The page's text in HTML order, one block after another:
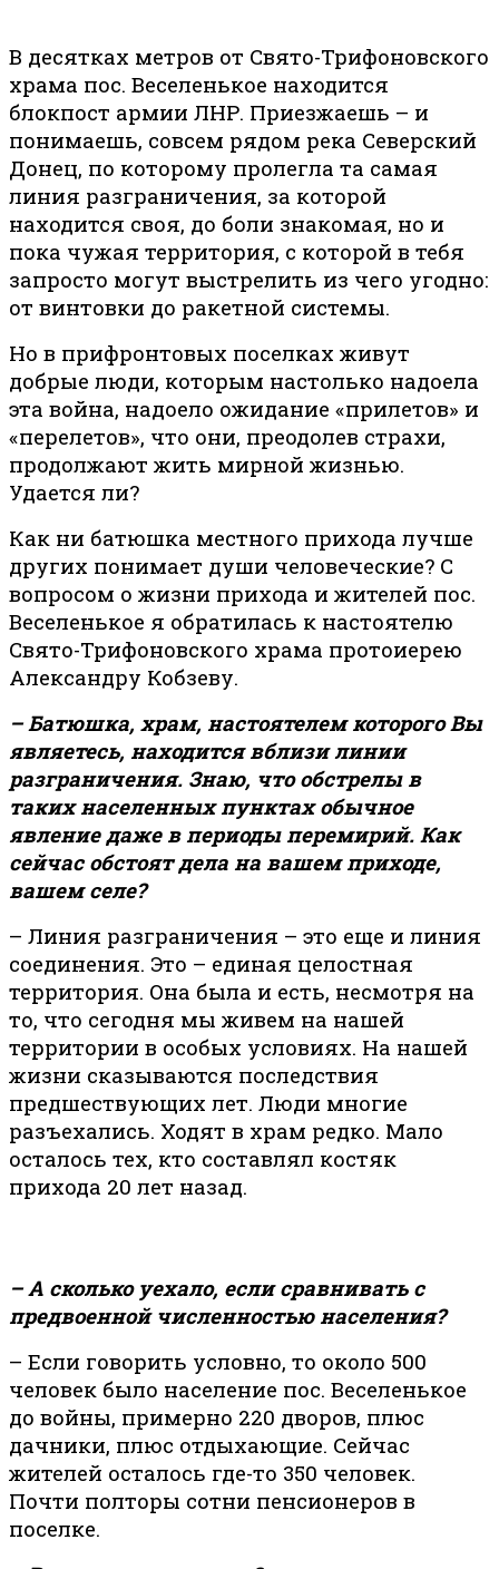
В десятках метров от Свято-Трифоновского
храма пос. Веселенькое находится
блокпост армии ЛНР. Приезжаешь – и
понимаешь, совсем рядом река Северский
Донец, по которому пролегла та самая
линия разграничения, за которой
находится своя, до боли знакомая, но и
пока чужая территория, с которой в тебя
запросто могут выстрелить из чего угодно:
от винтовки до ракетной системы.
Но в прифронтовых поселках живут
добрые люди, которым настолько надоела
эта война, надоело ожидание «прилетов» и
«перелетов», что они, преодолев страхи,
продолжают жить мирной жизнью.
Удается ли?
Как ни батюшка местного прихода лучше
других понимает души человеческие? С
вопросом о жизни прихода и жителей пос.
Веселенькое я обратилась к настоятелю
Свято-Трифоновского храма протоиерею
Александру Кобзеву.
– Батюшка, храм, настоятелем которого Вы
являетесь, находится вблизи линии
разграничения. Знаю, что обстрелы в
таких населенных пунктах обычное
явление даже в периоды перемирий. Как
сейчас обстоят дела на вашем приходе,
вашем селе?
– Линия разграничения – это еще и линия
соединения. Это – единая целостная
территория. Она была и есть, несмотря на
то, что сегодня мы живем на нашей
территории в особых условиях. На нашей
жизни сказываются последствия
предшествующих лет. Люди многие
разъехались. Ходят в храм редко. Мало
осталось тех, кто составлял костяк
прихода 20 лет назад.
– А сколько уехало, если сравнивать с
предвоенной численностью населения?
– Если говорить условно, то около 500
человек было население пос. Веселенькое
до войны, примерно 220 дворов, плюс
дачники, плюс отдыхающие. Сейчас
жителей осталось где-то 350 человек.
Почти полторы сотни пенсионеров в
поселке.